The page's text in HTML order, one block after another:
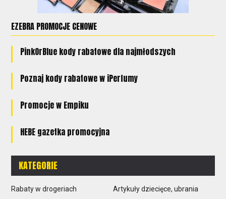
EZEBRA PROMOCJE CENOWE
PinkOrBlue kody rabatowe dla najmłodszych
Poznaj kody rabatowe w iPerfumy
Promocje w Empiku
HEBE gazetka promocyjna
KATEGORIE
Rabaty w drogeriach
Artykuły dziecięce, ubrania